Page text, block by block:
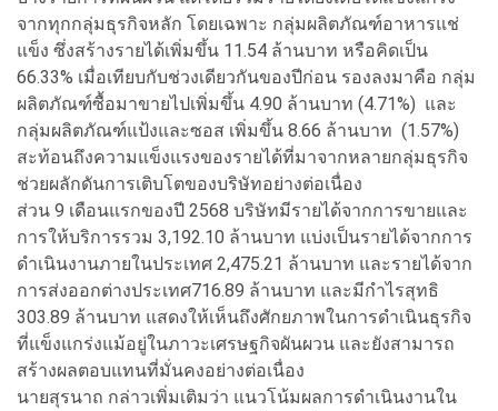
จากทุกกลุ่มธุรกิจหลัก โดยเฉพาะ กลุ่มผลิตภัณฑ์อาหารแช่
แข็ง ซึ่งสร้างรายได้เพิ่มขึ้น 11.54 ล้านบาท หรือคิดเป็น
66.33% เมื่อเทียบกับช่วงเดียวกันของปีก่อน รองลงมาคือ กลุ่ม
ผลิตภัณฑ์ซื้อมาขายไปเพิ่มขึ้น 4.90 ล้านบาท (4.71%) และ
กลุ่มผลิตภัณฑ์แป้งและซอส เพิ่มขึ้น 8.66 ล้านบาท (1.57%)
สะท้อนถึงความแข็งแรงของรายได้ที่มาจากหลายกลุ่มธุรกิจ
ช่วยผลักดันการเติบโตของบริษัทอย่างต่อเนื่อง
ส่วน 9 เดือนแรกของปี 2568 บริษัทมีรายได้จากการขายและ
การให้บริการรวม 3,192.10 ล้านบาท แบ่งเป็นรายได้จากการ
ดำเนินงานภายในประเทศ 2,475.21 ล้านบาท และรายได้จาก
การส่งออกต่างประเทศ716.89 ล้านบาท และมีกำไรสุทธิ
303.89 ล้านบาท แสดงให้เห็นถึงศักยภาพในการดำเนินธุรกิจ
ที่แข็งแกร่งแม้อยู่ในภาวะเศรษฐกิจผันผวน และยังสามารถ
สร้างผลตอบแทนที่มั่นคงอย่างต่อเนื่อง
นายสุรนาถ กล่าวเพิ่มเติมว่า แนวโน้มผลการดำเนินงานใน